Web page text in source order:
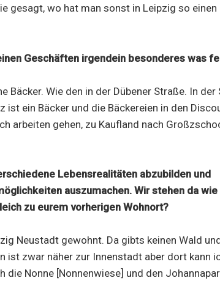
gesagt, wo hat man sonst in Leipzig so
Geschäften irgendein besonderes was
Bäcker. Wie den in der Dübener Straße. In
ist ein Bäcker und die Bäckereien in den
arbeiten gehen, zu Kaufland nach
Lebensrealitäten abzubilden und
auszumachen. Wir stehen da
zu eurem vorherigen Wohnort?
Neustadt gewohnt. Da gibts keinen Wald
ist zwar näher zur Innenstadt aber dort kann
die Nonne [Nonnenwiese] und den